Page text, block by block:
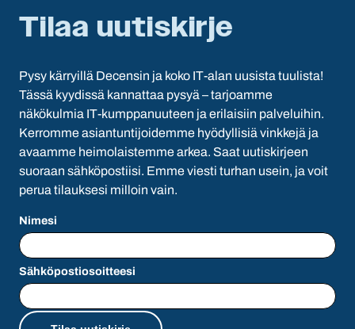
Tilaa uutiskirje
Pysy kärryillä Decensin ja koko IT-alan uusista tuulista!
Tässä kyydissä kannattaa pysyä – tarjoamme
näkökulmia IT-kumppanuuteen ja erilaisiin palveluihin.
Kerromme asiantuntijoidemme hyödyllisiä vinkkejä ja
avaamme heimolaistemme arkea. Saat uutiskirjeen
suoraan sähköpostiisi. Emme viesti turhan usein, ja voit
perua tilauksesi milloin vain.
Nimesi
Sähköpostiosoitteesi